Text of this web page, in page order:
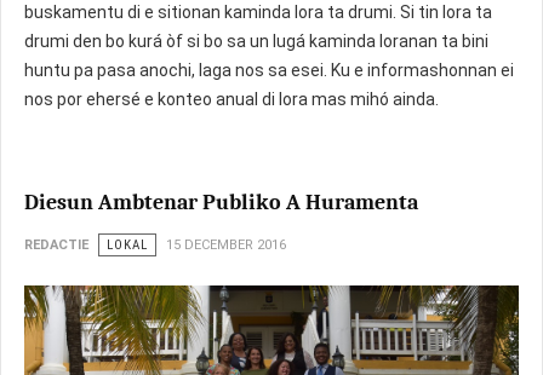
buskamentu di e sitionan kaminda lora ta drumi. Si tin lora ta
drumi den bo kurá òf si bo sa un lugá kaminda loranan ta bini
huntu pa pasa anochi, laga nos sa esei. Ku e informashonnan ei
nos por ehersé e konteo anual di lora mas mihó ainda.
Diesun Ambtenar Publiko A Huramenta
REDACTIE LOKAL 15 DECEMBER 2016